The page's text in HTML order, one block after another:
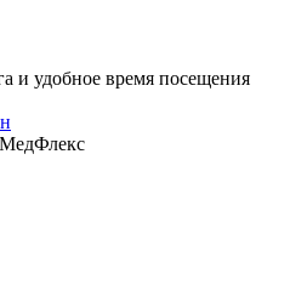
и удобное время посещения